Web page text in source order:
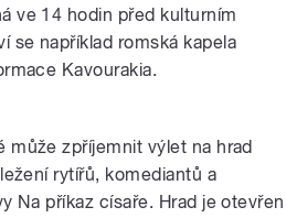
ve 14 hodin před kulturním
se například romská kapela
Kavourakia.
může zpříjemnit výlet na hrad
rytířů, komediantů a
Na příkaz císaře. Hrad je otevřen